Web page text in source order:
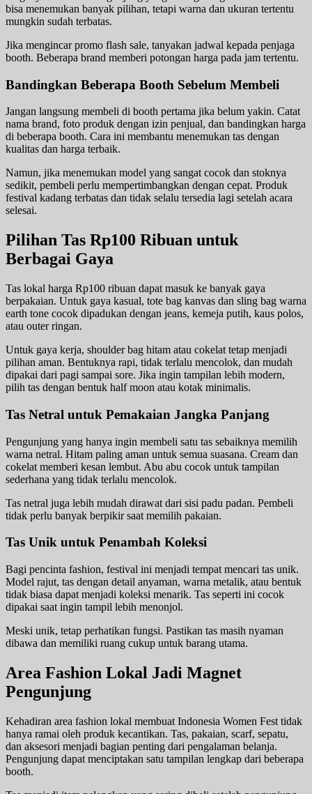
bisa menemukan banyak pilihan, tetapi warna dan ukuran tertentu
mungkin sudah terbatas.
Jika mengincar promo flash sale, tanyakan jadwal kepada penjaga
booth. Beberapa brand memberi potongan harga pada jam tertentu.
Bandingkan Beberapa Booth Sebelum Membeli
Jangan langsung membeli di booth pertama jika belum yakin. Catat
nama brand, foto produk dengan izin penjual, dan bandingkan harga
di beberapa booth. Cara ini membantu menemukan tas dengan
kualitas dan harga terbaik.
Namun, jika menemukan model yang sangat cocok dan stoknya
sedikit, pembeli perlu mempertimbangkan dengan cepat. Produk
festival kadang terbatas dan tidak selalu tersedia lagi setelah acara
selesai.
Pilihan Tas Rp100 Ribuan untuk
Berbagai Gaya
Tas lokal harga Rp100 ribuan dapat masuk ke banyak gaya
berpakaian. Untuk gaya kasual, tote bag kanvas dan sling bag warna
earth tone cocok dipadukan dengan jeans, kemeja putih, kaus polos,
atau outer ringan.
Untuk gaya kerja, shoulder bag hitam atau cokelat tetap menjadi
pilihan aman. Bentuknya rapi, tidak terlalu mencolok, dan mudah
dipakai dari pagi sampai sore. Jika ingin tampilan lebih modern,
pilih tas dengan bentuk half moon atau kotak minimalis.
Tas Netral untuk Pemakaian Jangka Panjang
Pengunjung yang hanya ingin membeli satu tas sebaiknya memilih
warna netral. Hitam paling aman untuk semua suasana. Cream dan
cokelat memberi kesan lembut. Abu abu cocok untuk tampilan
sederhana yang tidak terlalu mencolok.
Tas netral juga lebih mudah dirawat dari sisi padu padan. Pembeli
tidak perlu banyak berpikir saat memilih pakaian.
Tas Unik untuk Penambah Koleksi
Bagi pencinta fashion, festival ini menjadi tempat mencari tas unik.
Model rajut, tas dengan detail anyaman, warna metalik, atau bentuk
tidak biasa dapat menjadi koleksi menarik. Tas seperti ini cocok
dipakai saat ingin tampil lebih menonjol.
Meski unik, tetap perhatikan fungsi. Pastikan tas masih nyaman
dibawa dan memiliki ruang cukup untuk barang utama.
Area Fashion Lokal Jadi Magnet
Pengunjung
Kehadiran area fashion lokal membuat Indonesia Women Fest tidak
hanya ramai oleh produk kecantikan. Tas, pakaian, scarf, sepatu,
dan aksesori menjadi bagian penting dari pengalaman belanja.
Pengunjung dapat menciptakan satu tampilan lengkap dari beberapa
booth.